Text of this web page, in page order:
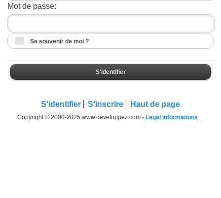
Mot de passe:
Se souvenir de moi ?
S'identifier
S'identifier S'inscrire Haut de page
Copyright © 2000-2025 www.developpez.com - Legal informations